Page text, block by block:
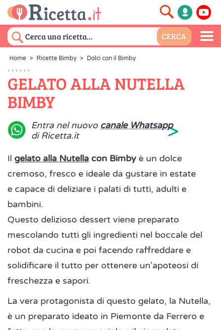
Home > Ricette Bimby > Dolci con il Bimby
GELATO ALLA NUTELLA
BIMBY
Entra nel nuovo canale Whatsapp
di Ricetta.it
>
Il gelato alla Nutella con Bimby è un dolce
cremoso, fresco e ideale da gustare in estate
e capace di deliziare i palati di tutti, adulti e
bambini.
Questo delizioso dessert viene preparato
mescolando tutti gli ingredienti nel boccale del
robot da cucina e poi facendo raffreddare e
solidificare il tutto per ottenere un'apoteosi di
freschezza e sapori.
La vera protagonista di questo gelato, la Nutella,
è un preparato ideato in Piemonte da Ferrero e